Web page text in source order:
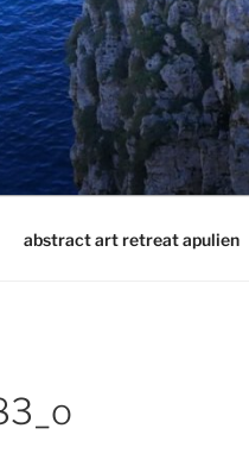
abstract art retreat apulien